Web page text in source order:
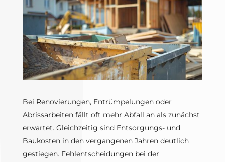
Bei Renovierungen, Entrümpelungen oder
Abrissarbeiten fällt oft mehr Abfall an als zunächst
erwartet. Gleichzeitig sind Entsorgungs- und
Baukosten in den vergangenen Jahren deutlich
gestiegen. Fehlentscheidungen bei der